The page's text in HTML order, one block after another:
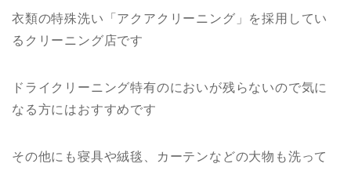
衣類の特殊洗い「アクアクリーニング」を採用してい
るクリーニング店です
ドライクリーニング特有のにおいが残らないので気に
なる方にはおすすめです
その他にも寝具や絨毯、カーテンなどの大物も洗って